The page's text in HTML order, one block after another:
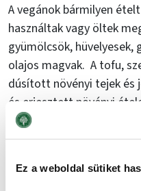
Ez a weboldal sütiket
A vegánok bármilyen
használtak vagy öltek
gyümölcsök,
olajos magvak. A tofu,
dúsított növényi tejek
és erjesztett növényi
kapnak. Tehát
durumtésztával, ami